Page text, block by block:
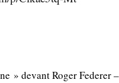
» devant Roger Federer –